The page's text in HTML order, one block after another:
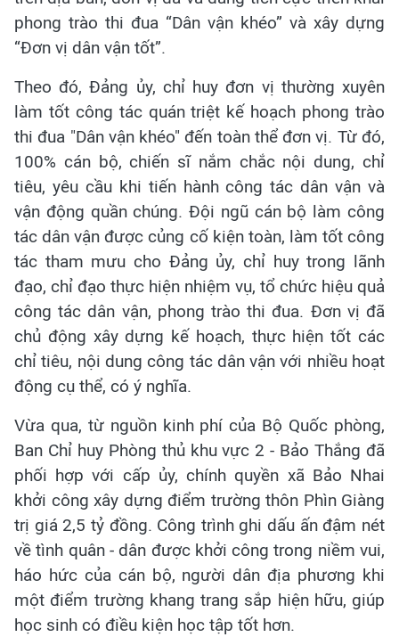
phong trào thi đua “Dân vận khéo” và xây dựng
“Đơn vị dân vận tốt”.
Theo đó, Đảng ủy, chỉ huy đơn vị thường xuyên
làm tốt công tác quán triệt kế hoạch phong trào
thi đua "Dân vận khéo" đến toàn thể đơn vị. Từ đó,
100% cán bộ, chiến sĩ nắm chắc nội dung, chỉ
tiêu, yêu cầu khi tiến hành công tác dân vận và
vận động quần chúng. Đội ngũ cán bộ làm công
tác dân vận được củng cố kiện toàn, làm tốt công
tác tham mưu cho Đảng ủy, chỉ huy trong lãnh
đạo, chỉ đạo thực hiện nhiệm vụ, tổ chức hiệu quả
công tác dân vận, phong trào thi đua. Đơn vị đã
chủ động xây dựng kế hoạch, thực hiện tốt các
chỉ tiêu, nội dung công tác dân vận với nhiều hoạt
động cụ thể, có ý nghĩa.
Vừa qua, từ nguồn kinh phí của Bộ Quốc phòng,
Ban Chỉ huy Phòng thủ khu vực 2 - Bảo Thắng đã
phối hợp với cấp ủy, chính quyền xã Bảo Nhai
khởi công xây dựng điểm trường thôn Phìn Giàng
trị giá 2,5 tỷ đồng. Công trình ghi dấu ấn đậm nét
về tình quân - dân được khởi công trong niềm vui,
háo hức của cán bộ, người dân địa phương khi
một điểm trường khang trang sắp hiện hữu, giúp
học sinh có điều kiện học tập tốt hơn.